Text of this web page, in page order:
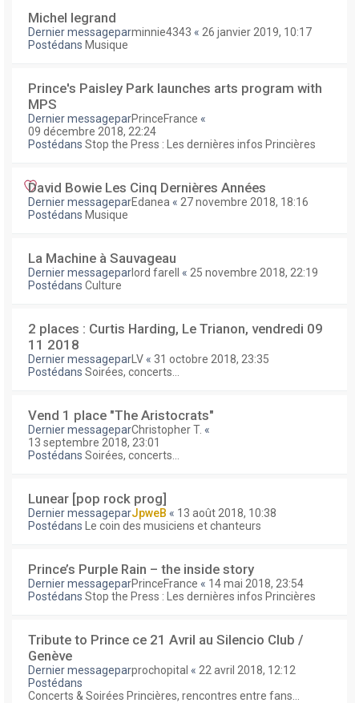
Michel legrand
Dernier messageparminnie4343 « 26 janvier 2019, 10:17
Postédans Musique
Prince's Paisley Park launches arts program with
MPS
Dernier messageparPrinceFrance «
09 décembre 2018, 22:24
Postédans Stop the Press : Les dernières infos Princières
David Bowie Les Cinq Dernières Années
Dernier messageparEdanea « 27 novembre 2018, 18:16
Postédans Musique
La Machine à Sauvageau
Dernier messageparlord farell « 25 novembre 2018, 22:19
Postédans Culture
2 places : Curtis Harding, Le Trianon, vendredi 09
11 2018
Dernier messagepar LV « 31 octobre 2018, 23:35
Postédans Soirées, concerts...
Vend 1 place "The Aristocrats"
Dernier messageparChristopher T. «
13 septembre 2018, 23:01
Postédans Soirées, concerts...
Lunear [pop rock prog]
Dernier messageparJpweB « 13 août 2018, 10:38
Postédans
Le coin des musiciens et chanteurs
Prince’s Purple Rain – the inside story
Dernier messageparPrinceFrance « 14 mai 2018, 23:54
Postédans Stop the Press : Les dernières infos Princières
Tribute to Prince ce 21 Avril au Silencio Club /
Genève
Dernier messageparprochopital « 22 avril 2018, 12:12
Postédans
Concerts & Soirées Princières, rencontres entre fans...